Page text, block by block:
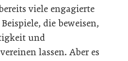
viele engagierte
die beweisen,
und
lassen. Aber es